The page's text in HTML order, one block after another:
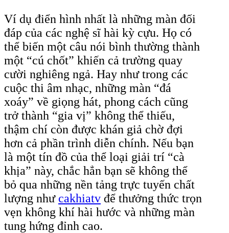
Ví dụ điển hình nhất là những màn đối
đáp của các nghệ sĩ hài kỳ cựu. Họ có
thể biến một câu nói bình thường thành
một “cú chốt” khiến cả trường quay
cười nghiêng ngả. Hay như trong các
cuộc thi âm nhạc, những màn “đá
xoáy” về giọng hát, phong cách cũng
trở thành “gia vị” không thể thiếu,
thậm chí còn được khán giả chờ đợi
hơn cả phần trình diễn chính. Nếu bạn
là một tín đồ của thể loại giải trí “cà
khịa” này, chắc hẳn bạn sẽ không thể
bỏ qua những nền tảng trực tuyến chất
lượng như cakhiatv để thưởng thức trọn
vẹn không khí hài hước và những màn
tung hứng đỉnh cao.